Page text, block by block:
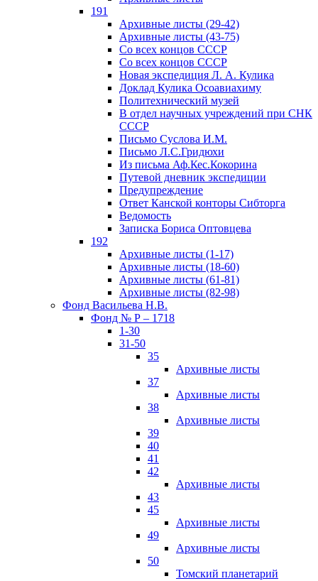
191
Архивные листы (29-42)
Архивные листы (43-75)
Со всех концов СССР
Со всех концов СССР
Новая экспедиция Л. А. Кулика
Доклад Кулика Осоавиахиму
Политехнический музей
В отдел научных учреждений при СНК
СССР
Письмо Суслова И.М.
Письмо Л.С.Гридюхи
Из письма Аф.Кес.Кокорина
Путевой дневник экспедиции
Предупреждение
Ответ Канской конторы Сибторга
Ведомость
Записка Бориса Оптовцева
192
Архивные листы (1-17)
Архивные листы (18-60)
Архивные листы (61-81)
Архивные листы (82-98)
Фонд Васильева Н.В.
Фонд № Р – 1718
1-30
31-50
35
Архивные листы
37
Архивные листы
38
Архивные листы
39
40
41
42
Архивные листы
43
45
Архивные листы
49
Архивные листы
50
Томский планетарий